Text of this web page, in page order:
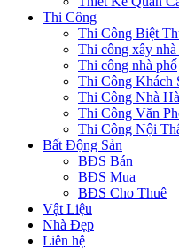
Thi Công
Thi Công Biệt
Thi công xây
Thi công nhà phố
Thi Công Khách
Thi Công Nhà
Thi Công Văn
Thi Công Nội
Bất Động Sản
BĐS Bán
BĐS Mua
BĐS Cho Thuê
Vật Liệu
Nhà Đẹp
Liên hệ